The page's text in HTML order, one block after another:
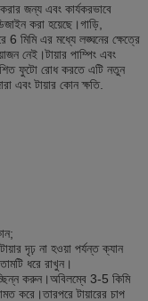
জন্য এবং কার্যকরভাবে
করা হয়েছে।গাড়ি,
6 মিমি এর মধ্যে লঙ্ঘনের ক্ষেত্রে
নেই।টায়ার পাম্পিং এবং
ফুটো রোধ করতে এটি নতুন
এবং টায়ার কোন ক্ষতি.
দৃঢ় না হওয়া পর্যন্ত ক্যান
ধরে রাখুন।
করুন।অবিলম্বে 3-5 কিমি
করে।তারপরে টায়ারের চাপ